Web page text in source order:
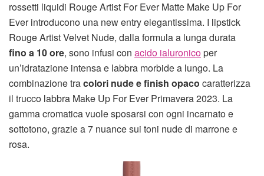
rossetti liquidi Rouge Artist For Ever Matte Make Up For
Ever introducono una new entry elegantissima. I lipstick
Rouge Artist Velvet Nude, dalla formula a lunga durata
fino a 10 ore, sono infusi con acido ialuronicoper
un’idratazione intensa e labbra morbide a lungo. La
combinazione tracolori nude e finish opaco caratterizza
il trucco labbra Make Up For Ever Primavera 2023. La
gamma cromatica vuole sposarsi con ogni incarnato e
sottotono, grazie a 7 nuance sui toni nude di marrone e
rosa.